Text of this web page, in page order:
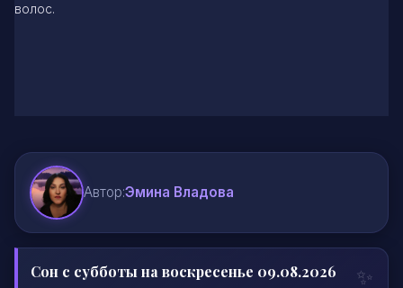
волос.
Автор:Эмина Владова
Сон с субботы на воскресенье 09.08.2026